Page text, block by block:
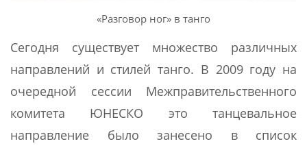
«Разговор ног» в танго
Сегодня существует множество различных
направлений и стилей танго. В 2009 году на
очередной сессии Межправительственного
комитета ЮНЕСКО это танцевальное
направление было занесено в список